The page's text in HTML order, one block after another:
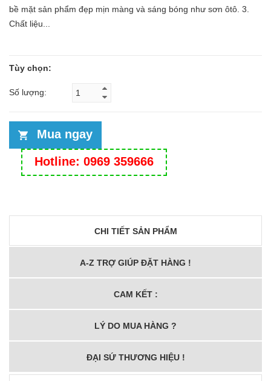
bề mặt sản phẩm đẹp mịn màng và sáng bóng như sơn ôtô. 3.
Chất liệu...
Tùy chọn:
Số lượng:
Mua ngay
Hotline: 0969 359666
CHI TIẾT SẢN PHẨM
A-Z TRỢ GIÚP ĐẶT HÀNG !
CAM KẾT :
LÝ DO MUA HÀNG ?
ĐẠI SỨ THƯƠNG HIỆU !